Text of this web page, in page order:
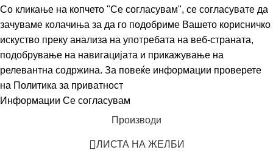
Со кликање на копчето "Се согласувам", се согласувате да
зачуваме колачиња за да го подобриме Вашето корисничко
искуство преку анализа на употребата на веб-страната,
подобрување на навигацијата и прикажување на
релевантна содржина. За повеќе информации проверете
на Политика за приватност
Информации Се согласувам
Производи
ЛИСТА НА ЖЕЛБИ